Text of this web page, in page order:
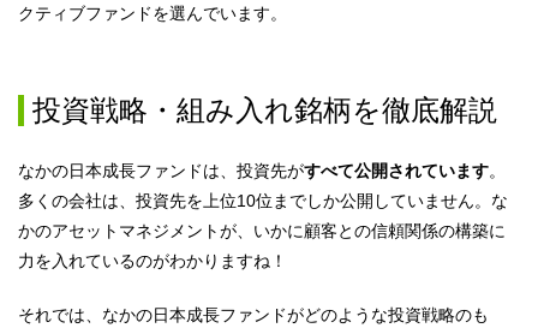
クティブファンドを選んでいます。
投資戦略・組み入れ銘柄を徹底解説
なかの日本成長ファンドは、投資先がすべて公開されています。
多くの会社は、投資先を上位10位までしか公開していません。な
かのアセットマネジメントが、いかに顧客との信頼関係の構築に
力を入れているのがわかりますね！
それでは、なかの日本成長ファンドがどのような投資戦略のも